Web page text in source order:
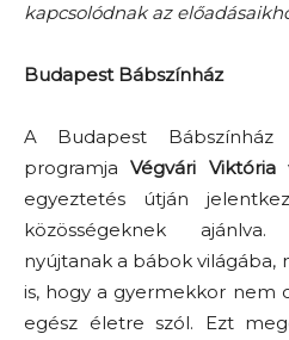
kapcsolódnak az
Budapest Bábszínház
A Budapest Bábszínház
programjaVégvári Viktória
egyeztetés útján
közösségeknek
nyújtanak a bábok
is, hogy a gyermekkor nem
egész életre szól. Ezt